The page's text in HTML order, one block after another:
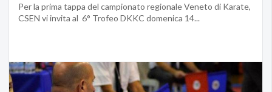
Per la prima tappa del campionato regionale Veneto di Karate,
CSEN vi invita al 6° Trofeo DKKC domenica 14...